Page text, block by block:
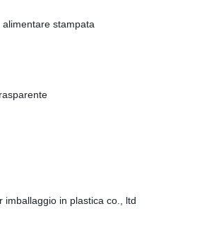
stampata
imballaggio in plastica co., ltd